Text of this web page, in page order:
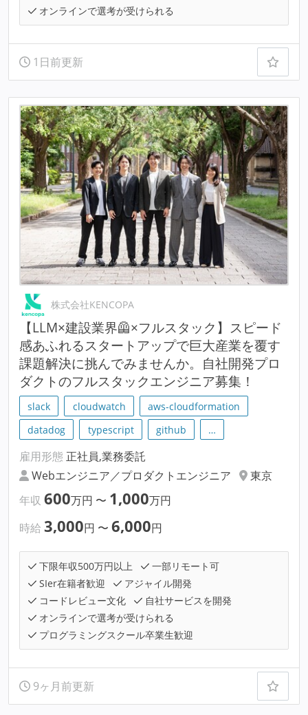
オンラインで選考が受けられる
1日前更新
株式会社KENCOPA
【LLM×建設業界🦺×フルスタック】スピード
感あふれるスタートアップで巨大産業を覆す
課題解決に挑んでみませんか。自社開発プロ
ダクトのフルスタックエンジニア募集！
slack cloudwatch
aws-cloudformation
datadog
typescript github …
雇用形態 正社員,業務委託
Webエンジニア／プロダクトエンジニア
東京
年収 600万円 〜 1,000万円
時給 3,000円 〜 6,000円
下限年収500万円以上
一部リモート可
SIer在籍者歓迎
アジャイル開発
コードレビュー文化
自社サービスを開発
オンラインで選考が受けられる
プログラミングスクール卒業生歓迎
9ヶ月前更新